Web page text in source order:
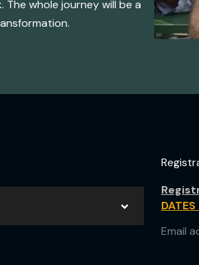
The whole journey will be a
Email